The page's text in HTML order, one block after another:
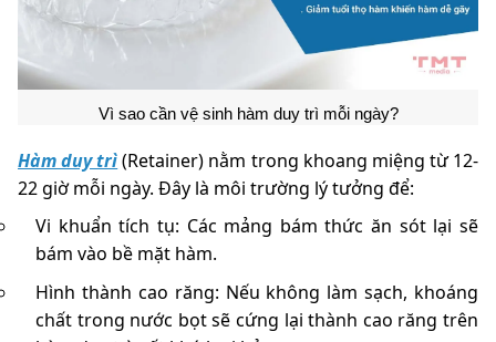
Vì sao cần vệ sinh hàm duy trì mỗi ngày?
Hàm duy trì(Retainer) nằm trong khoang miệng từ 12-
22 giờ mỗi ngày. Đây là môi trường lý tưởng để:
Vi khuẩn tích tụ: Các mảng bám thức ăn sót lại sẽ
bám vào bề mặt hàm.
Hình thành cao răng: Nếu không làm sạch, khoáng
chất trong nước bọt sẽ cứng lại thành cao răng trên